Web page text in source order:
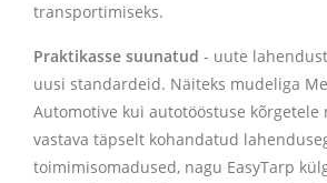
transportimiseks.
Praktikasse suunatud - uute
uusi standardeid. Näiteks mudeliga
Automotive kui autotööstuse kõrgetele
vastava täpselt kohandatud
toimimisomadused, nagu EasyTarp